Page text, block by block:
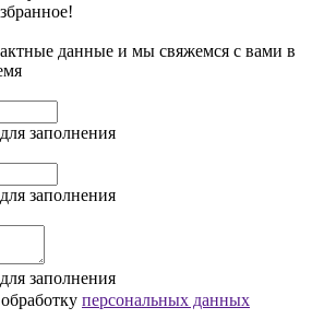
данные и мы свяжемся с вами в
заполнения
заполнения
заполнения
персональных данных